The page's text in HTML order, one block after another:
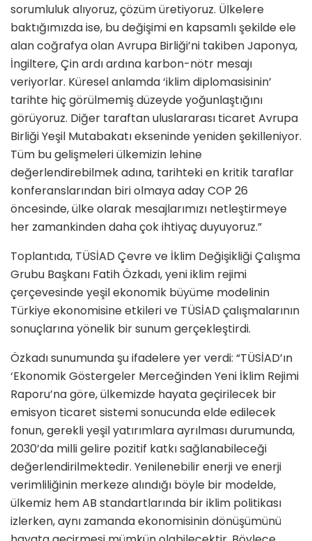
sorumluluk alıyoruz, çözüm üretiyoruz. Ülkelere
baktığımızda ise, bu değişimi en kapsamlı şekilde ele
alan coğrafya olan Avrupa Birliği’ni takiben Japonya,
İngiltere, Çin ardı ardına karbon-nötr mesajı
veriyorlar. Küresel anlamda ‘iklim diplomasisinin’
tarihte hiç görülmemiş düzeyde yoğunlaştığını
görüyoruz. Diğer taraftan uluslararası ticaret Avrupa
Birliği Yeşil Mutabakatı ekseninde yeniden şekilleniyor.
Tüm bu gelişmeleri ülkemizin lehine
değerlendirebilmek adına, tarihteki en kritik taraflar
konferanslarından biri olmaya aday COP 26
öncesinde, ülke olarak mesajlarımızı netleştirmeye
her zamankinden daha çok ihtiyaç duyuyoruz.”
Toplantıda, TÜSİAD Çevre ve İklim Değişikliği Çalışma
Grubu Başkanı Fatih Özkadı, yeni iklim rejimi
çerçevesinde yeşil ekonomik büyüme modelinin
Türkiye ekonomisine etkileri ve TÜSİAD çalışmalarının
sonuçlarına yönelik bir sunum gerçekleştirdi.
Özkadı sunumunda şu ifadelere yer verdi: “TÜSİAD’ın
‘Ekonomik Göstergeler Merceğinden Yeni İklim Rejimi
Raporu’na göre, ülkemizde hayata geçirilecek bir
emisyon ticaret sistemi sonucunda elde edilecek
fonun, gerekli yeşil yatırımlara ayrılması durumunda,
2030’da milli gelire pozitif katkı sağlanabileceği
değerlendirilmektedir. Yenilenebilir enerji ve enerji
verimliliğinin merkeze alındığı böyle bir modelde,
ülkemiz hem AB standartlarında bir iklim politikası
izlerken, aynı zamanda ekonomisinin dönüşümünü